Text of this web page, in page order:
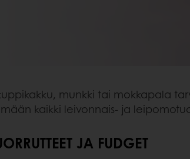
munkki tai mokkapala
kaikki leivonnais- ja
JA FUDGET